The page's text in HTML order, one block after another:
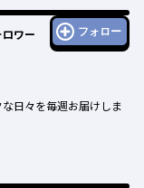
ロワー フォロー
日々を毎週お届けしま